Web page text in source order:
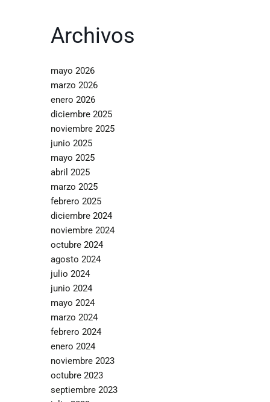
Archivos
mayo 2026
marzo 2026
enero 2026
diciembre 2025
noviembre 2025
junio 2025
mayo 2025
abril 2025
marzo 2025
febrero 2025
diciembre 2024
noviembre 2024
octubre 2024
agosto 2024
julio 2024
junio 2024
mayo 2024
marzo 2024
febrero 2024
enero 2024
noviembre 2023
octubre 2023
septiembre 2023